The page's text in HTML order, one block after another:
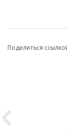
Поделиться
Previous